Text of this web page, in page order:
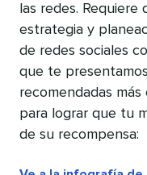
las redes. Requiere
estrategia y
de redes sociales
que te
recomendadas
para lograr que tu
de su recompensa: